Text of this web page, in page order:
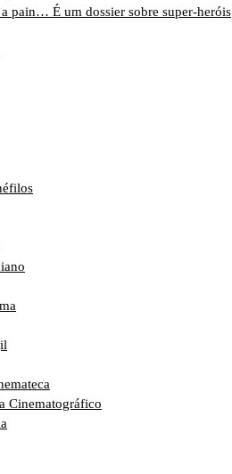
pain… É um dossier sobre super-heróis
Cinematográfico